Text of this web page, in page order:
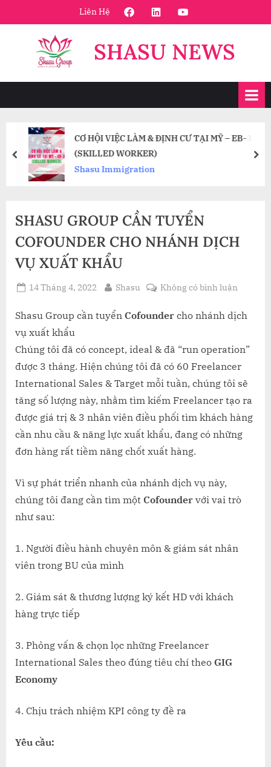
to
Liên Hệ FaceBookLinkedinYoutube
SHASU NEWS
CƠ HỘI VIỆC LÀM & ĐỊNH CƯ TẠI MỸ – EB-3
(SKILLED WORKER)
Shasu Immigration
prev
SHASU GROUP CẦN TUYỂN
COFOUNDER CHO NHÁNH DỊCH
VỤ XUẤT KHẨU
Posted
14 Tháng 4, 2022 By
Shasu Không có bình luậnở
GROUP
CHO
NHÁNH
DỊCH
VỤ
XUẤT
KHẨU
Shasu Group cần tuyển Cofounder cho nhánh dịch
vụ xuất khẩu
Chúng tôi đã có concept, ideal & đã “run operation”
được 3 tháng. Hiện chúng tôi đã có 60 Freelancer
International Sales & Target mỗi tuần, chúng tôi sẽ
tăng số lượng này, nhằm tìm kiếm Freelancer tạo ra
được giá trị & 3 nhân viên điều phối tìm khách hàng
cần nhu cầu & năng lực xuất khẩu, đang có những
đơn hàng rất tiềm năng chốt xuất hàng.
Vì sự phát triển nhanh của nhánh dịch vụ này,
chúng tôi đang cần tìm một Cofounder với vai trò
như sau:
1. Người điều hành chuyên môn & giám sát nhân
viên trong BU của mình
2. Giám sát & thương lượng ký kết HD với khách
hàng trực tiếp
3. Phỏng vấn & chọn lọc những Freelancer
International Sales theo đúng tiêu chí theo GIG
Economy
4. Chịu trách nhiệm KPI công ty đề ra
Yêu cầu: